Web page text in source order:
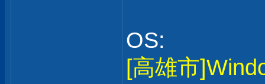
OS:
[高雄市